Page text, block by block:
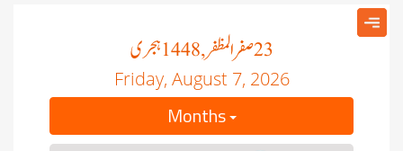
23صفر المظفر, 1448 ہجری
Friday, August 7, 2026
Months